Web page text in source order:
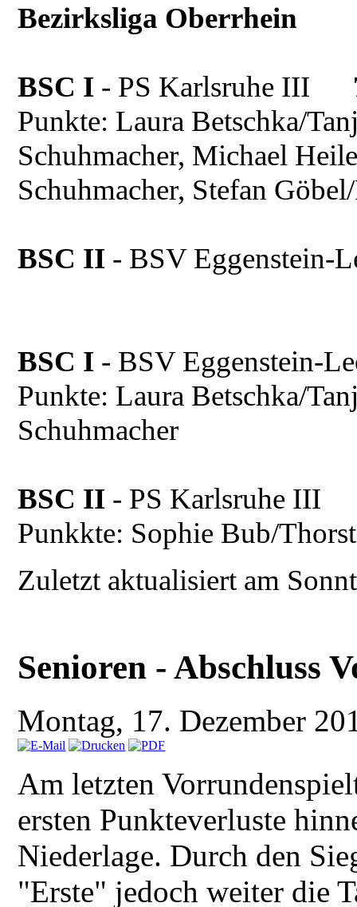
Bezirksliga Oberrhein
BSC I - PS Karlsruhe III
Punkte: Laura Betschka/
Schuhmacher, Michael
Schuhmacher, Stefan
BSC II - BSV
BSC I - BSV
Punkte: Laura Betschka/
Schuhmacher
BSC II - PS Karlsruhe
Punkkte: Sophie Bub/
Zuletzt aktualisiert am
Senioren - Abschluss
Montag, 17. Dezember
Am letzten
ersten Punkteverluste
Niederlage. Durch den
"Erste" jedoch weiter die